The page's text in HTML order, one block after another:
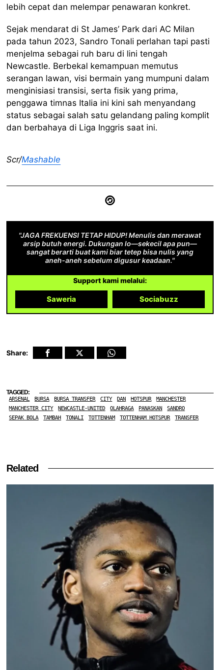
lebih cepat dan melempar penawaran konkret.
Sejak mendarat di St James’ Park dari AC Milan
pada tahun 2023, Sandro Tonali perlahan tapi pasti
menjelma sebagai ruh baru di lini tengah
Newcastle. Berbekal kemampuan memutus
serangan lawan, visi bermain yang mumpuni dalam
menginisiasi transisi, serta fisik yang prima,
penggawa timnas Italia ini kini sah menyandang
status sebagai salah satu gelandang paling komplit
dan berbahaya di Liga Inggris saat ini.
Scr/Mashable
"JAGA FREKUENSI TETAP HIDUP! Menulis dan merawat
arsip butuh energi. Dukungan lo—sekecil apa pun—
sangat berarti buat kami biar tetep bisa nulis yang
aneh-aneh sebelum digusur keadaan."
Support kami melalui:
Saweria Sociabuzz
Share:
TAGGED:
ARSENAL BURSA BURSA TRANSFER CITY DAN HOTSPUR
MANCHESTER
MANCHESTER CITY
NEWCASTLE-UNITED OLAHRAGA PANASKAN
SANDRO
SEPAK BOLA
TAMBAH TONALI TOTTENHAM TOTTENHAM HOTSPUR TRANSFER
Related